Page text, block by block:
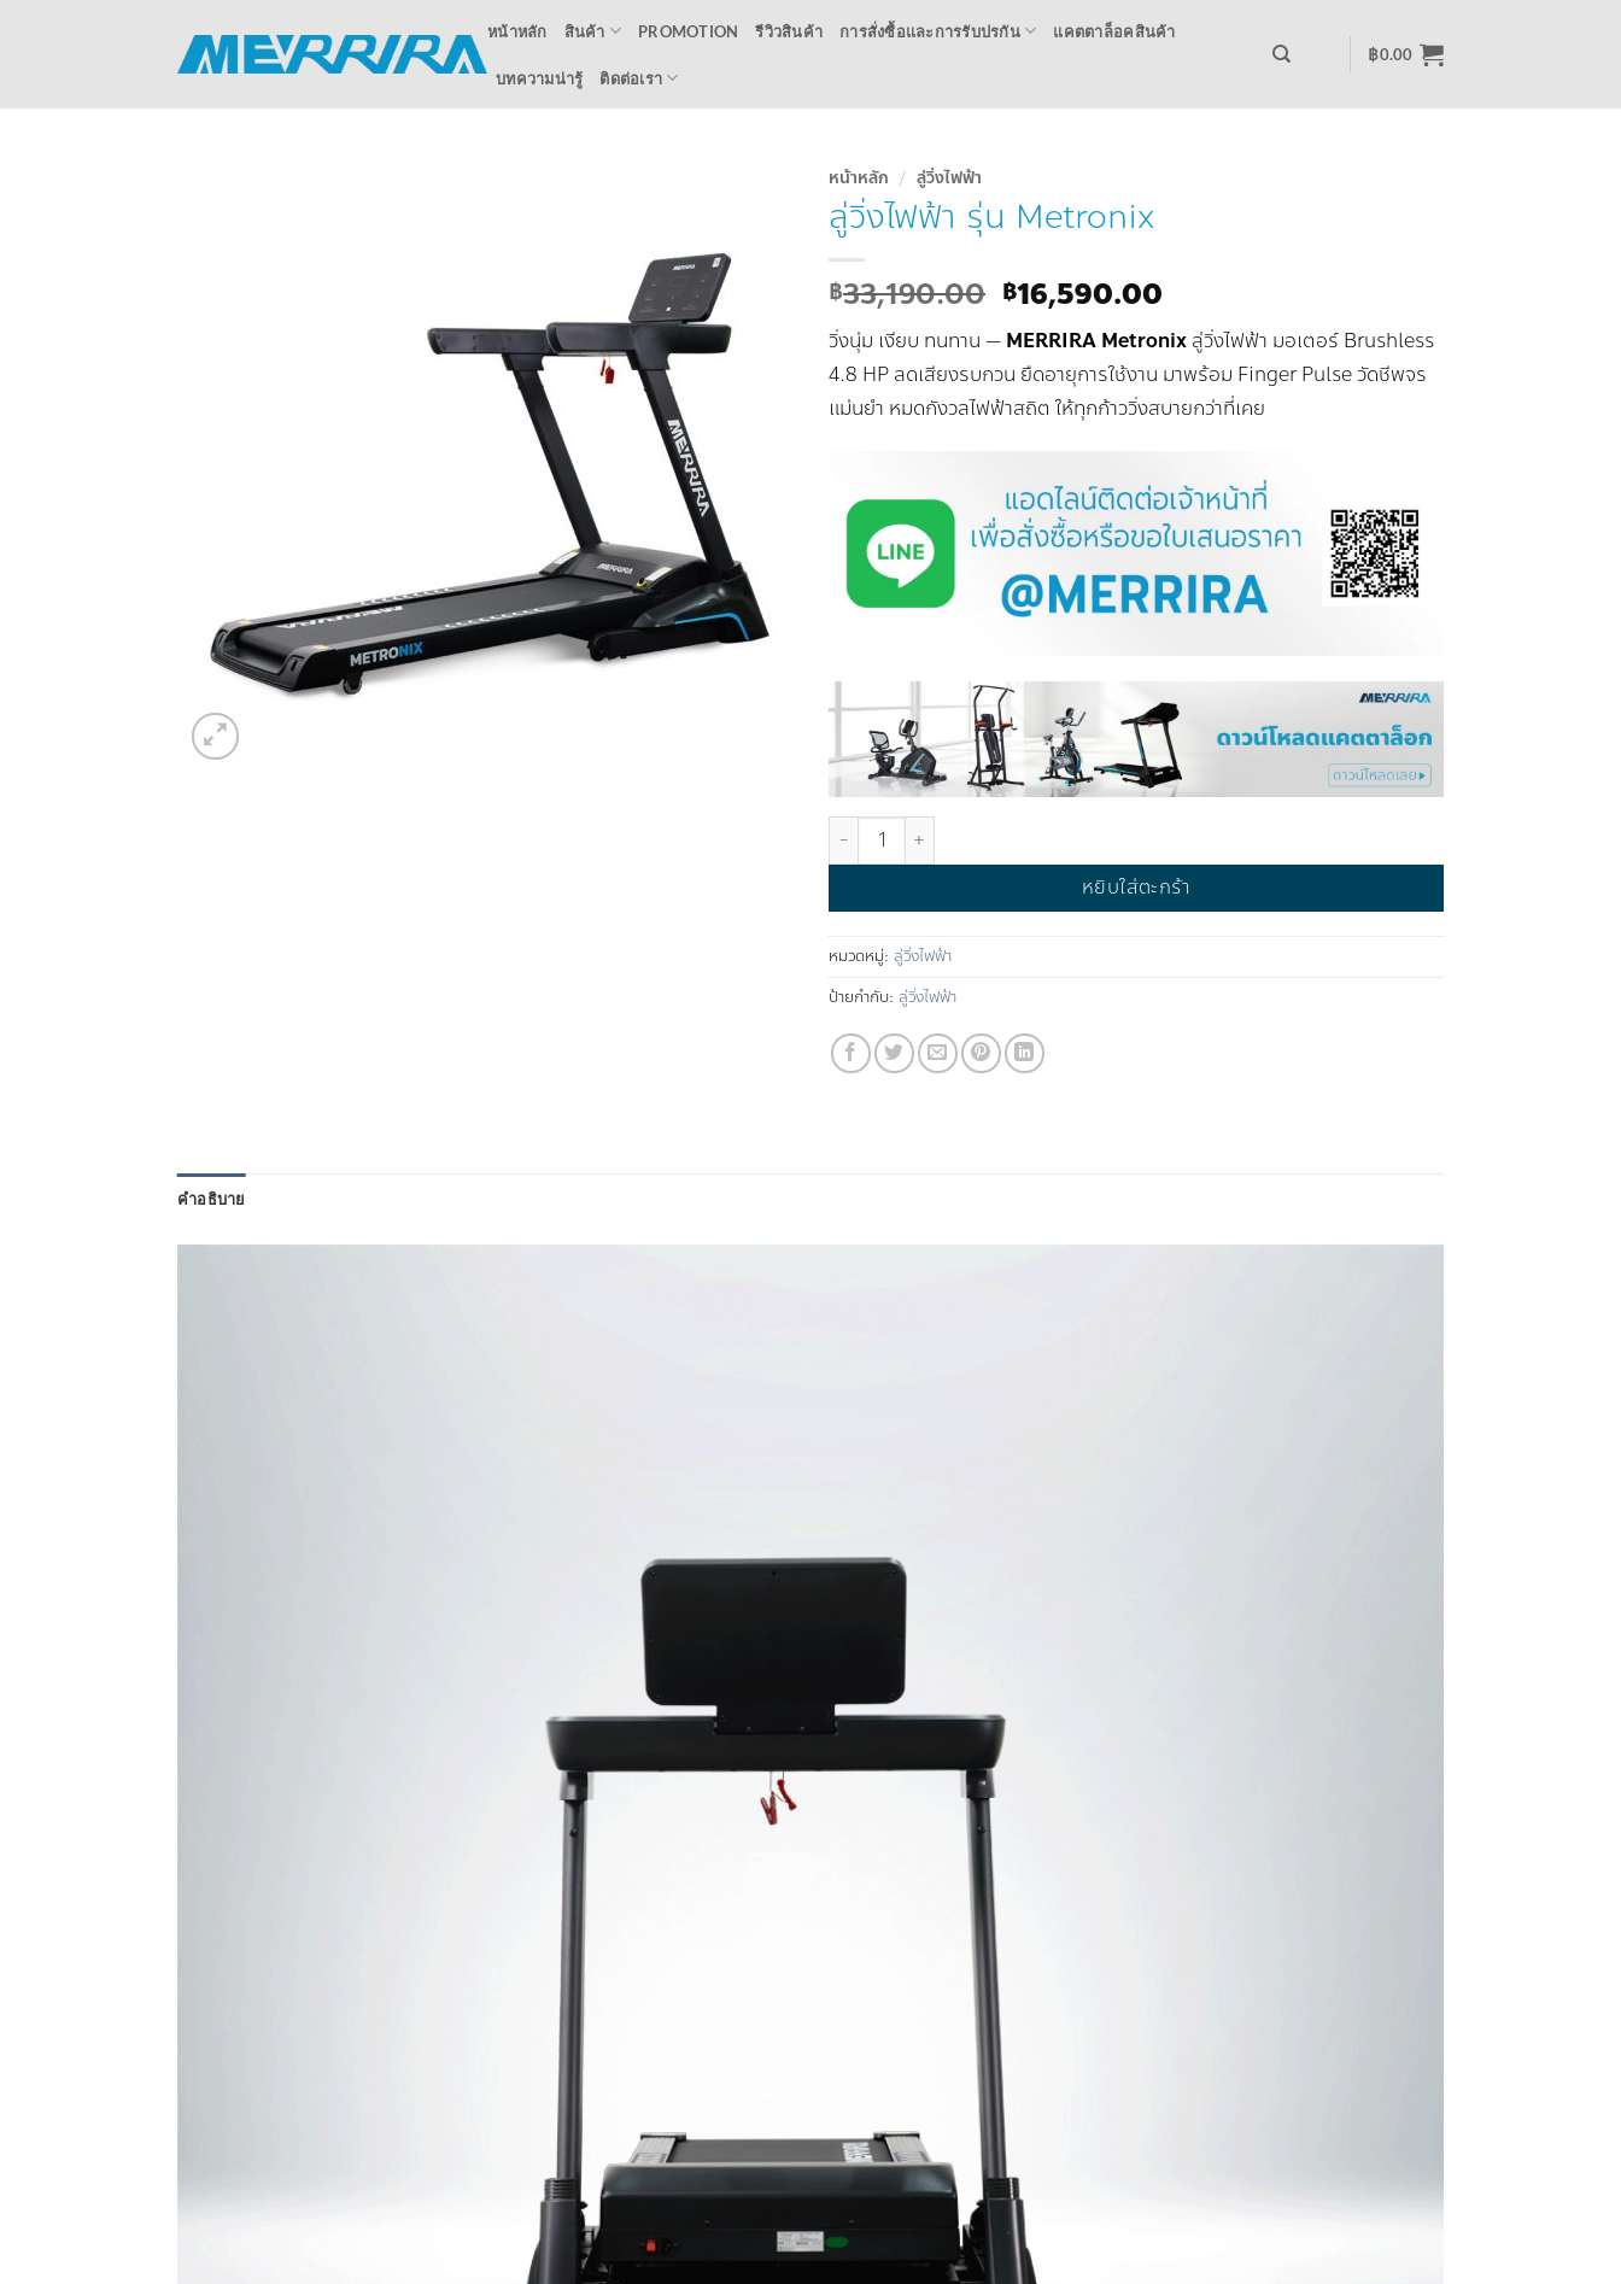
เนื้อหา
หน้าหลัก สินค้า PROMOTION รีวิวสินค้า การสั่งซื้อและการรับปรกัน แคตตาล็อคสินค้า
บทความน่ารู้ ติดต่อเรา
฿0.00
Wishlist
หน้าหลัก / ลู่วิ่งไฟฟ้า
ลู่วิ่งไฟฟ้า รุ่น Metronix
฿33,190.00 Original
price
was:
฿33,190.00.
฿16,590.00
price
is:
฿16,590.00.
วิ่งนุ่ม เงียบ ทนทาน — MERRIRA Metronix ลู่วิ่งไฟฟ้า มอเตอร์ Brushless
4.8 HP ลดเสียงรบกวน ยืดอายุการใช้งาน มาพร้อม Finger Pulse วัดชีพจร
แม่นยำ หมดกังวลไฟฟ้าสถิต ให้ทุกก้าววิ่งสบายกว่าที่เคย
จำนวน ลู่วิ่งไฟฟ้า รุ่น Metronix ชิ้น
หยิบใส่ตะกร้า
หมวดหมู่: ลู่วิ่งไฟฟ้า
ป้ายกำกับ: ลู่วิ่งไฟฟ้า
คำอธิบาย